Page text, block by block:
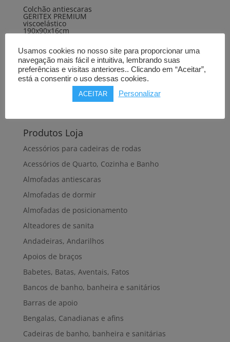
Colchão antiescaras
GERITEX PREMIUM
viscoelástico
190x90x16cm
Comprar
Produtos Loja
Acessórios para cadeiras de rodas
Acessórios de Quarto, Cozinha e Banho
Almofadas antiescaras
Almofadas de dormir
Almofadas de posicionamento
Alteadores de sanita
Andadeiras, Andarilhos
Apoios de braços
Babetes, Batas, Aventais, Fatos
Bancos de banho, banheira e sanitários
Barras de apoio
Bengalas, Canadianas e afins
Cadeiras de banho, banheira e sanitárias
Usamos cookies no nosso site para proporcionar uma
navegação mais fácil e intuitiva, lembrando suas
preferências e visitas anteriores.. Clicando em “Aceitar”,
está a consentir o uso dessas cookies.
ACEITAR Personalizar